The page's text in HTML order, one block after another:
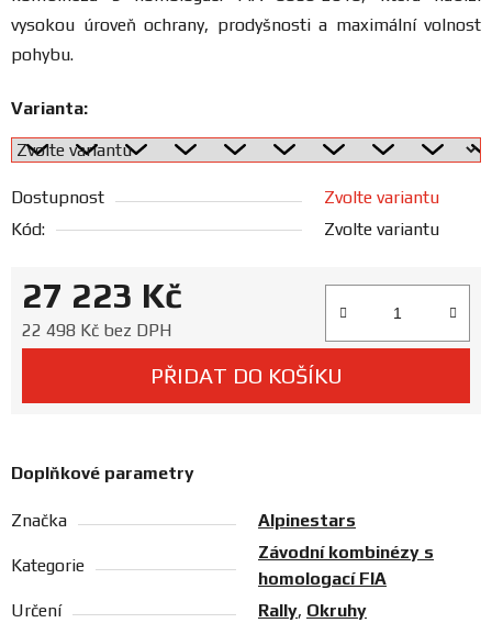
vysokou úroveň ochrany, prodyšnosti a maximální volnost
pohybu.
Varianta:
Dostupnost
Zvolte variantu
Kód:
Zvolte variantu
27 223 Kč
22 498 Kč bez DPH
PŘIDAT DO KOŠÍKU
Doplňkové parametry
Značka Alpinestars
Kategorie
Závodní kombinézy s
homologací FIA
Určení
Rally, Okruhy